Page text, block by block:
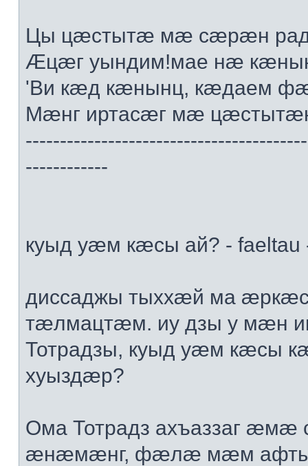
Цы цæстытæ мæ сæрæн
Æцæг уындим!мае нæ
'Ви кæд кæнынц, кæдаем
Мæнг иртасæг мæ
------------
куыд уæм кæсы ай? - faeltau
диссаджы тыххæй ма
тæлмацтæм. иу дзы у мæн
Тотрадзы, куыд уæм кæсы
хуыздæр?
Ома Тотрадз ахъаззаг æмæ
æнæмæнг, фæлæ мæм